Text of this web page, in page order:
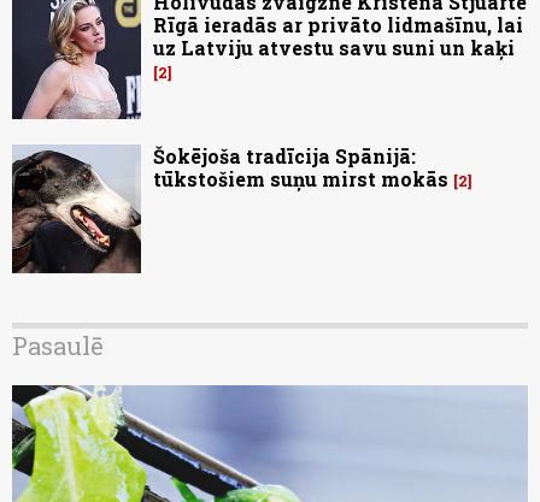
Rīgā ieradās ar privāto lidmašīnu, lai
uz Latviju atvestu savu suni un kaķi
2
Šokējoša tradīcija Spānijā:
tūkstošiem suņu mirst mokās
2
Pasaulē